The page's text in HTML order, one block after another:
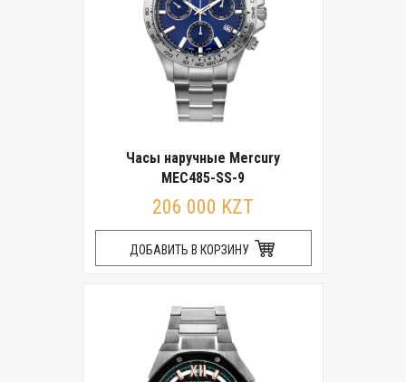
Часы наручные Mercury
MEC485-SS-9
206 000 KZT
ДОБАВИТЬ В КОРЗИНУ